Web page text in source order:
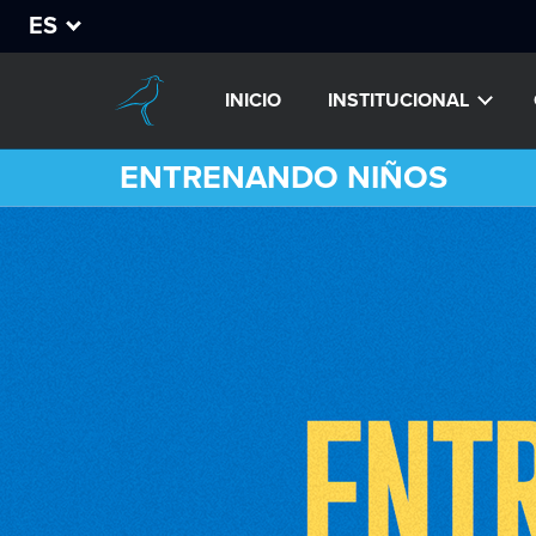
ES
INICIO INSTITUCIONAL
ENTRENANDO NIÑOS